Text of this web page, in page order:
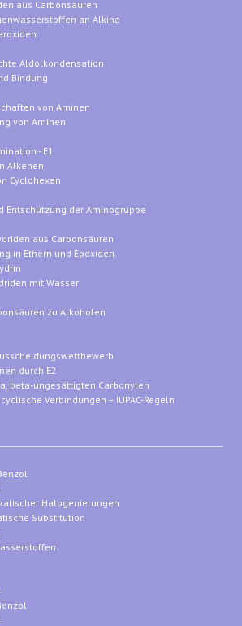
aus Carbonsäuren
an Alkine
Aldolkondensation
Bindung
von Aminen
von Aminen
- E1
Alkenen
Cyclohexan
Entschützung der Aminogruppe
aus Carbonsäuren
in Ethern und Epoxiden
mit Wasser
zu Alkoholen
durch E2
beta-ungesättigten Carbonylen
Verbindungen – IUPAC-Regeln
Halogenierungen
Substitution